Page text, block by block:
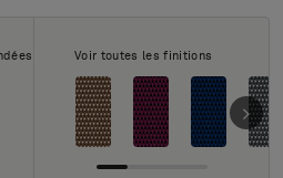
Voir toutes les finitions